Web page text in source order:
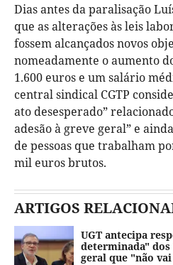
Dias antes da paralisação
que as alterações às leis
fossem alcançados novos
nomeadamente o aumento
1.600 euros e um salário
central sindical CGTP
ato desesperado”
adesão à greve geral” e
de pessoas que trabalham
mil euros brutos.
ARTIGOS
UGT antecipa
determinada"
geral que "não